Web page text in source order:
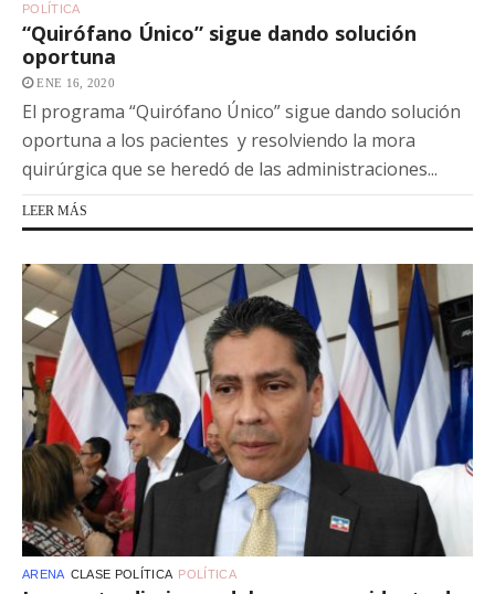
POLÍTICA
“Quirófano Único” sigue dando solución
oportuna
ENE 16, 2020
El programa “Quirófano Único” sigue dando solución
oportuna a los pacientes y resolviendo la mora
quirúrgica que se heredó de las administraciones...
LEER MÁS
ARENA CLASE POLÍTICA POLÍTICA